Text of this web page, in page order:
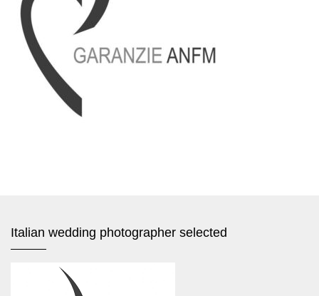
Italian wedding photographer selected